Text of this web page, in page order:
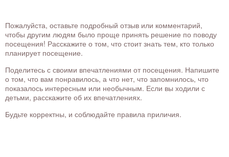
Пожалуйста, оставьте подробный отзыв или комментарий,
чтобы другим людям было проще принять решение по поводу
посещения! Расскажите о том, что стоит знать тем, кто только
планирует посещение.
Поделитесь с своими впечатлениями от посещения. Напишите
о том, что вам понравилось, а что нет, что запомнилось, что
показалось интересным или необычным. Если вы ходили с
детьми, расскажите об их впечатлениях.
Будьте корректны, и соблюдайте правила приличия.